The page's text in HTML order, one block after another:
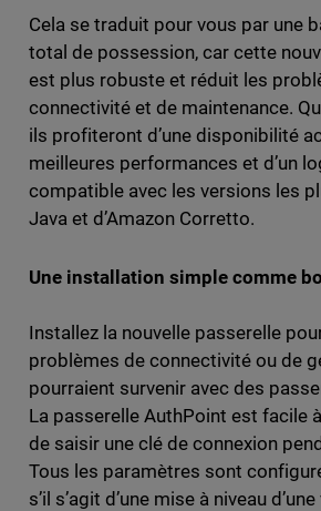
Cela se traduit pour vous par une
total de possession, car cette
est plus robuste et réduit les
connectivité et de maintenance.
ils profiteront d’une disponibilité
meilleures performances et d’un
compatible avec les versions les
Java et d’Amazon Corretto.
Une installation simple comme
Installez la nouvelle passerelle
problèmes de connectivité ou de
pourraient survenir avec des
La passerelle AuthPoint est facile
de saisir une clé de connexion
Tous les paramètres sont
s’il s’agit d’une mise à niveau